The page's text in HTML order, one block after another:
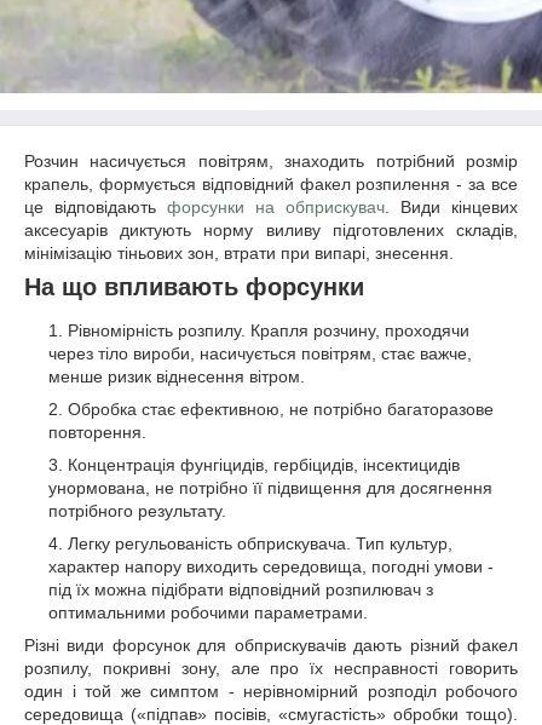
Розчин насичується повітрям, знаходить потрібний розмір
крапель, формується відповідний факел розпилення - за все
це відповідають форсунки на обприскувач . Види кінцевих
аксесуарів диктують норму виливу підготовлених складів,
мінімізацію тіньових зон, втрати при випарі, знесення.
На що впливають форсунки
Рівномірність розпилу. Крапля розчину, проходячи
через тіло вироби, насичується повітрям, стає важче,
менше ризик віднесення вітром.
Обробка стає ефективною, не потрібно багаторазове
повторення.
Концентрація фунгіцидів, гербіцидів, інсектицидів
унормована, не потрібно її підвищення для досягнення
потрібного результату.
Легку регульованість обприскувача. Тип культур,
характер напору виходить середовища, погодні умови -
під їх можна підібрати відповідний розпилювач з
оптимальними робочими параметрами.
Різні види форсунок для обприскувачів дають різний факел
розпилу, покривні зону, але про їх несправності говорить
один і той же симптом - нерівномірний розподіл робочого
середовища («підпав» посівів, «смугастість» обробки тощо).